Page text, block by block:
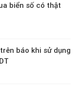
biển số có thật
báo khi sử dụng